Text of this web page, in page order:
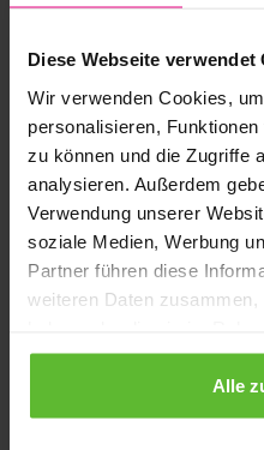
Diese Webseite verwendet
Wir verwenden Cookies,
personalisieren,
zu können und die Zugriffe
analysieren. Außerdem
Verwendung unserer
soziale Medien, Werbung
Partner führen diese
weiteren Daten
gesammelt haben.
Alle
Application error: a client-
loading www.kurzwego.de